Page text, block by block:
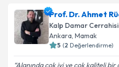
için bir takvim
bilgilendireceğiz.
E-posta Adresiniz
Prof. Dr. Ahmet
Kalp Damar Cerrahisi
Ankara, Mamak
5 (2 Değerlendirme)
Alanında çok iyi ve çok kaliteli bir